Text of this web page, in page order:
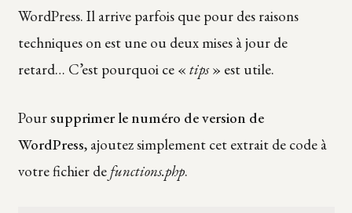
WordPress. Il arrive parfois que pour des raisons
techniques on est une ou deux mises à jour de
retard… C’est pourquoi ce « tips» est utile.
Poursupprimer le numéro de version de
WordPress, ajoutez simplement cet extrait de code à
votre fichier de functions.php.